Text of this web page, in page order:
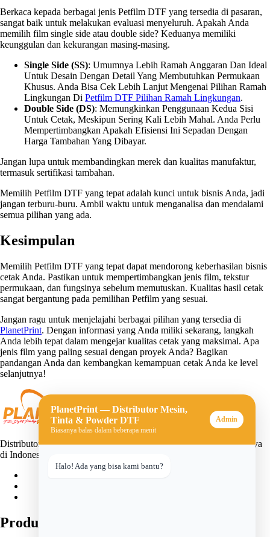
Berkaca kepada berbagai jenis Petfilm DTF yang tersedia di pasaran,
sangat baik untuk melakukan evaluasi menyeluruh. Apakah Anda
memilih film single side atau double side? Keduanya memiliki
keunggulan dan kekurangan masing-masing.
Single Side (SS): Umumnya Lebih Ramah Anggaran Dan Ideal
Untuk Desain Dengan Detail Yang Membutuhkan Permukaan
Khusus. Anda Bisa Cek Lebih Lanjut Mengenai Pilihan Ramah
Lingkungan Di Petfilm DTF Pilihan Ramah Lingkungan.
Double Side (DS): Memungkinkan Penggunaan Kedua Sisi
Untuk Cetak, Meskipun Sering Kali Lebih Mahal. Anda Perlu
Mempertimbangkan Apakah Efisiensi Ini Sepadan Dengan
Harga Tambahan Yang Dibayar.
Jangan lupa untuk membandingkan merek dan kualitas manufaktur,
termasuk sertifikasi tambahan.
Memilih Petfilm DTF yang tepat adalah kunci untuk bisnis Anda, jadi
jangan terburu-buru. Ambil waktu untuk menganalisa dan mendalami
semua pilihan yang ada.
Kesimpulan
Memilih Petfilm DTF yang tepat dapat mendorong keberhasilan bisnis
cetak Anda. Pastikan untuk mempertimbangkan jenis film, tekstur
permukaan, dan fungsinya sebelum memutuskan. Kualitas hasil cetak
sangat bergantung pada pemilihan Petfilm yang sesuai.
Jangan ragu untuk menjelajahi berbagai pilihan yang tersedia di
PlanetPrint. Dengan informasi yang Anda miliki sekarang, langkah
Anda lebih tepat dalam mengejar kualitas cetak yang maksimal. Apa
jenis film yang paling sesuai dengan proyek Anda? Bagikan
pandangan Anda dan kembangkan kemampuan cetak Anda ke level
selanjutnya!
Distributor mesin, tinta, dan powder DTF (Direct-to-Film) terpercaya
di Indonesia. Solusi lengkap untuk usaha sablon digital Anda.
Produk
PlanetPrint — Distributor Mesin,
Tinta & Powder DTF
Biasanya balas dalam beberapa menit
Admin
Halo! Ada yang bisa kami bantu?